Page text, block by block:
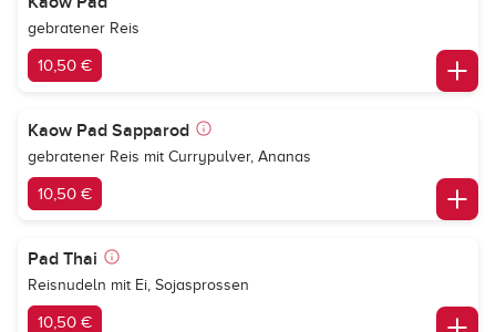
gebratener Reis
10,50 €
Kaow Pad Sapparod
gebratener Reis mit Currypulver, Ananas
10,50 €
Pad Thai
Reisnudeln mit Ei, Sojasprossen
10,50 €